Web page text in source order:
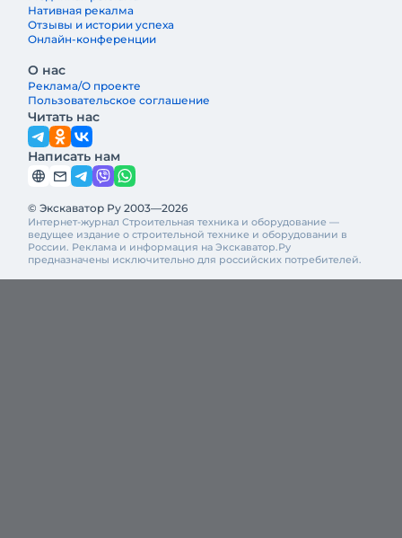
Нативная рекалма
Отзывы и истории успеха
Онлайн-конференции
О нас
Реклама/О проекте
Пользовательское соглашение
Читать нас
Написать нам
© Экскаватор Ру 2003—2026
Интернет-журнал Строительная техника и оборудование —
ведущее издание о строительной технике и оборудовании в
России. Реклама и информация на Экскаватор.Ру
предназначены исключительно для российских потребителей.